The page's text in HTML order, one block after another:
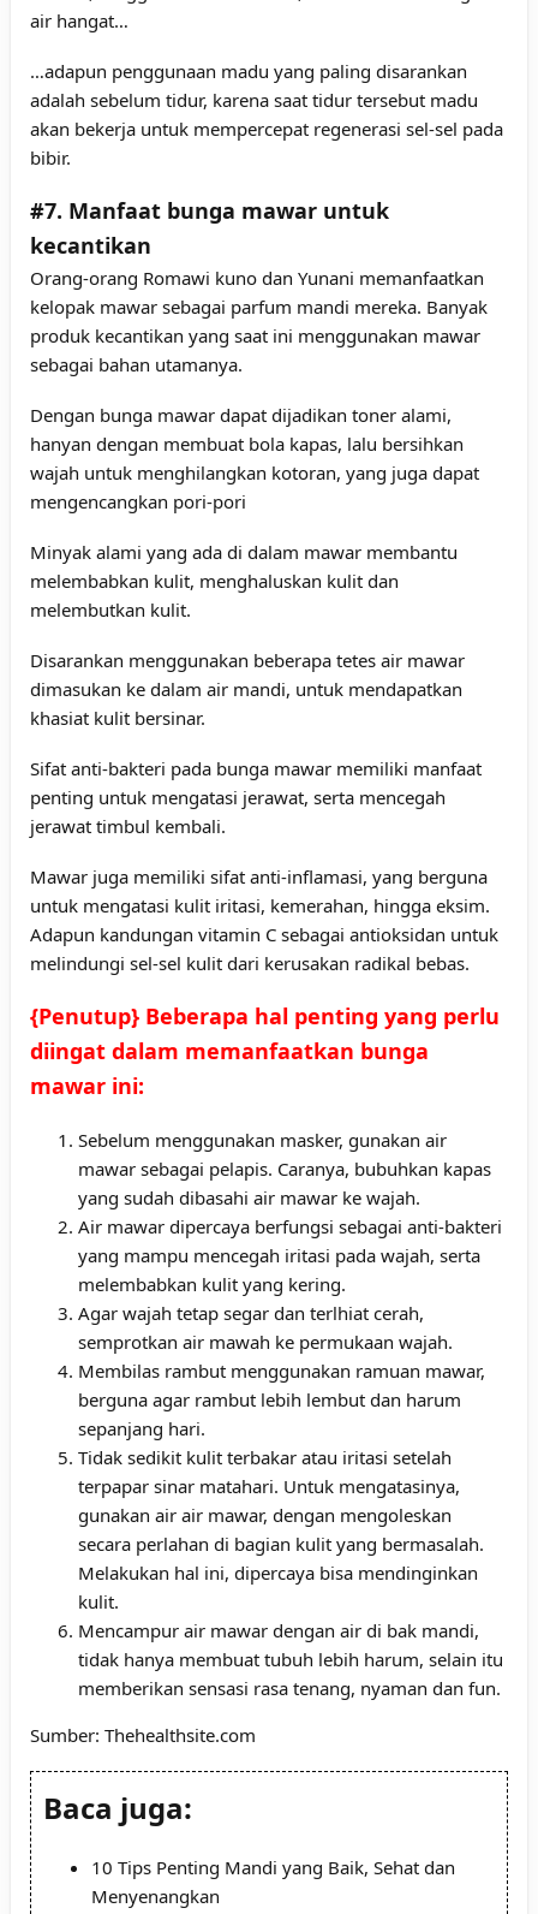
air hangat…
…adapun penggunaan madu yang paling disarankan
adalah sebelum tidur, karena saat tidur tersebut madu
akan bekerja untuk mempercepat regenerasi sel-sel pada
bibir.
#7. Manfaat bunga mawar untuk
kecantikan
Orang-orang Romawi kuno dan Yunani memanfaatkan
kelopak mawar sebagai parfum mandi mereka. Banyak
produk kecantikan yang saat ini menggunakan mawar
sebagai bahan utamanya.
Dengan bunga mawar dapat dijadikan toner alami,
hanyan dengan membuat bola kapas, lalu bersihkan
wajah untuk menghilangkan kotoran, yang juga dapat
mengencangkan pori-pori
Minyak alami yang ada di dalam mawar membantu
melembabkan kulit, menghaluskan kulit dan
melembutkan kulit.
Disarankan menggunakan beberapa tetes air mawar
dimasukan ke dalam air mandi, untuk mendapatkan
khasiat kulit bersinar.
Sifat anti-bakteri pada bunga mawar memiliki manfaat
penting untuk mengatasi jerawat, serta mencegah
jerawat timbul kembali.
Mawar juga memiliki sifat anti-inflamasi, yang berguna
untuk mengatasi kulit iritasi, kemerahan, hingga eksim.
Adapun kandungan vitamin C sebagai antioksidan untuk
melindungi sel-sel kulit dari kerusakan radikal bebas.
{Penutup} Beberapa hal penting yang perlu
diingat dalam memanfaatkan bunga
mawar ini:
Sebelum menggunakan masker, gunakan air
mawar sebagai pelapis. Caranya, bubuhkan kapas
yang sudah dibasahi air mawar ke wajah.
Air mawar dipercaya berfungsi sebagai anti-bakteri
yang mampu mencegah iritasi pada wajah, serta
melembabkan kulit yang kering.
Agar wajah tetap segar dan terlhiat cerah,
semprotkan air mawah ke permukaan wajah.
Membilas rambut menggunakan ramuan mawar,
berguna agar rambut lebih lembut dan harum
sepanjang hari.
Tidak sedikit kulit terbakar atau iritasi setelah
terpapar sinar matahari. Untuk mengatasinya,
gunakan air air mawar, dengan mengoleskan
secara perlahan di bagian kulit yang bermasalah.
Melakukan hal ini, dipercaya bisa mendinginkan
kulit.
Mencampur air mawar dengan air di bak mandi,
tidak hanya membuat tubuh lebih harum, selain itu
memberikan sensasi rasa tenang, nyaman dan fun.
Sumber: Thehealthsite.com
Baca juga:
10 Tips Penting Mandi yang Baik, Sehat dan
Menyenangkan